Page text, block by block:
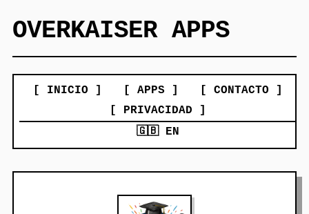
OVERKAISER APPS
[ INICIO ] [ APPS ]
[ CONTACTO ]
[ PRIVACIDAD ]
🇬🇧 EN